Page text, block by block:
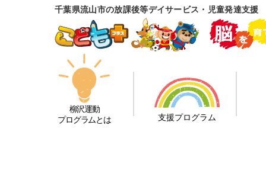
千葉県流山市の放課後等デイサービス・児童発達支
柳沢運動
プログラムとは
支援プログラム